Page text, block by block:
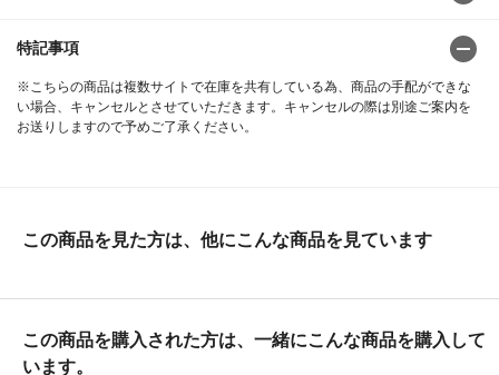
特記事項
※こちらの商品は複数サイトで在庫を共有している為、商品の手配ができな
い場合、キャンセルとさせていただきます。キャンセルの際は別途ご案内を
お送りしますので予めご了承ください。
この商品を見た方は、他にこんな商品を見ています
この商品を購入された方は、一緒にこんな商品を購入して
います。